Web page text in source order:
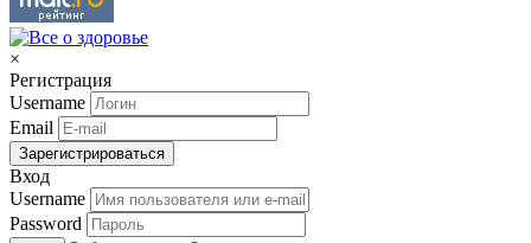
×
Регистрация
Username
Email
Зарегистрироваться
Вход
Username
Password